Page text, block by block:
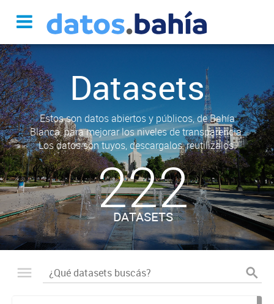
Datasets
Estos son datos abiertos y públicos, de Bahía
Blanca, para mejorar los niveles de transparencia.
Los datos son tuyos, descargalos, reutilizalos.
222
DATASETS